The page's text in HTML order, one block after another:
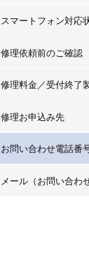
スマートフォン対応
修理依頼前のご確認
修理料金／受付終了
修理お申込み先
お問い合わせ電話番
メール（お問い合わ